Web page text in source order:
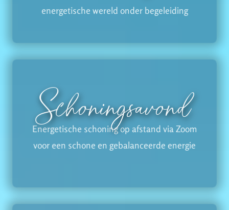
energetische wereld onder begeleiding
Schoningsavond
Energetische schoning op afstand via Zoom
voor een schone en gebalanceerde energie